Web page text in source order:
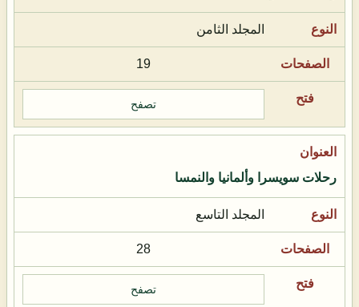
المجلد الثامن
19
تصفح
رحلات سويسرا وألمانيا والنمسا
المجلد التاسع
28
تصفح